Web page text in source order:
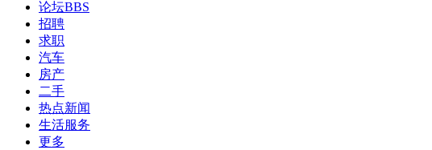
论坛BBS
招聘
求职
汽车
房产
二手
热点新闻
生活服务
更多